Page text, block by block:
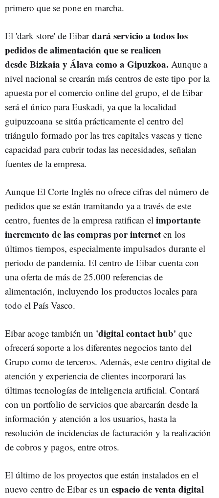
primero que se pone en marcha.
El 'dark store' de Eibar dará servicio a todos los
pedidos de alimentación que se realicen
desde Bizkaia y Álava como a Gipuzkoa. Aunque a
nivel nacional se crearán más centros de este tipo por la
apuesta por el comercio online del grupo, el de Eibar
será el único para Euskadi, ya que la localidad
guipuzcoana se sitúa prácticamente el centro del
triángulo formado por las tres capitales vascas y tiene
capacidad para cubrir todas las necesidades, señalan
fuentes de la empresa.
Aunque El Corte Inglés no ofrece cifras del número de
pedidos que se están tramitando ya a través de este
centro, fuentes de la empresa ratifican el importante
incremento de las compras por internet en los
últimos tiempos, especialmente impulsados durante el
periodo de pandemia. El centro de Eibar cuenta con
una oferta de más de 25.000 referencias de
alimentación, incluyendo los productos locales para
todo el País Vasco.
Eibar acoge también un 'digital contact hub' que
ofrecerá soporte a los diferentes negocios tanto del
Grupo como de terceros. Además, este centro digital de
atención y experiencia de clientes incorporará las
últimas tecnologías de inteligencia artificial. Contará
con un portfolio de servicios que abarcarán desde la
información y atención a los usuarios, hasta la
resolución de incidencias de facturación y la realización
de cobros y pagos, entre otros.
El último de los proyectos que están instalados en el
nuevo centro de Eibar es un espacio de venta digital